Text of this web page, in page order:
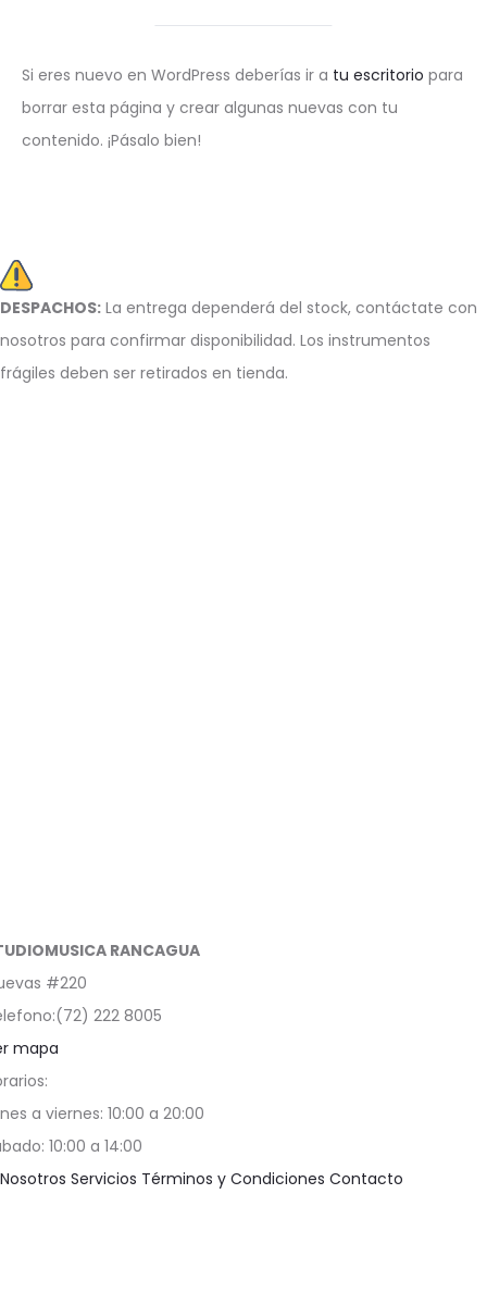
Si eres nuevo en WordPress deberías ir a tu escritorio para
borrar esta página y crear algunas nuevas con tu
contenido. ¡Pásalo bien!
DESPACHOS: La entrega dependerá del stock, contáctate con
nosotros para confirmar disponibilidad. Los instrumentos
frágiles deben ser retirados en tienda.
RANCAGUA
#220
222 8005
mapa
a viernes: 10:00 a 20:00
10:00 a 14:00
Nosotros Servicios Términos y Condiciones Contacto